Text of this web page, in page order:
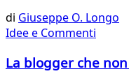
di Giuseppe O. Longo
Idee e Commenti
La blogger che non